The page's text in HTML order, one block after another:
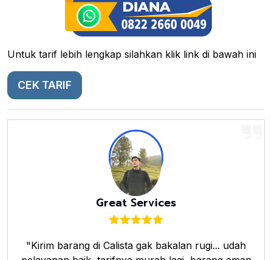
Untuk tarif lebih lengkap silahkan klik link di bawah ini
CEK TARIF
Great Services
"Kirim barang di Calista gak bakalan rugi... udah